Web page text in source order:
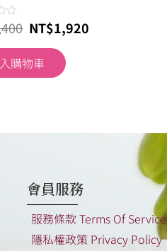
NT$1,920
購物車
會員服務
服務條款 Terms Of Service
隱私權政策 Privacy Policy